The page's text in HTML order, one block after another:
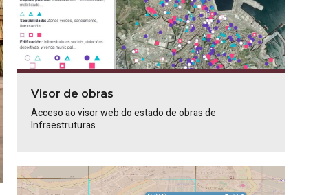
Visor de obras
Acceso ao visor web do estado de obras de
Infraestruturas